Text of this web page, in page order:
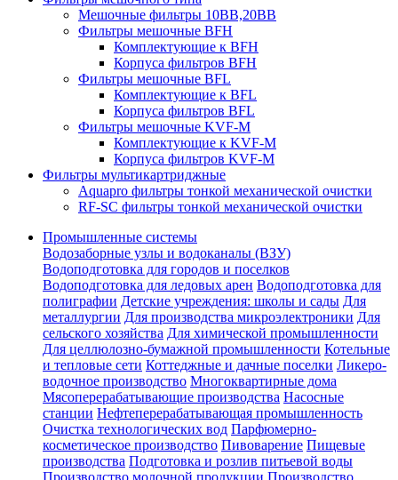
Мешочные фильтры 10ВВ,20ВВ
Фильтры мешочные BFH
Комплектующие к BFH
Корпуса фильтров BFH
Фильтры мешочные BFL
Комплектующие к BFL
Корпуса фильтров BFL
Фильтры мешочные KVF-M
Комплектующие к KVF-M
Корпуса фильтров KVF-M
Фильтры мультикартриджные
Aquapro фильтры тонкой механической очистки
RF-SC фильтры тонкой механической очистки
Промышленные системы
Водозаборные узлы и водоканалы (ВЗУ)
Водоподготовка для городов и поселков
Водоподготовка для ледовых арен Водоподготовка для
полиграфии Детские учреждения: школы и сады Для
металлургии Для производства микроэлектроники Для
сельского хозяйства Для химической промышленности
Для целлюлозно-бумажной промышленности Котельные
и тепловые сети Коттеджные и дачные поселки Ликеро-
водочное производство Многоквартирные дома
Мясоперерабатывающие производства Насосные
станции Нефтеперерабатывающая промышленность
Очистка технологических вод Парфюмерно-
косметическое производство Пивоварение Пищевые
производства Подготовка и розлив питьевой воды